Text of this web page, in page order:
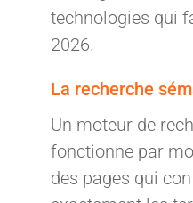
technologies qui
2026.
La recherche
Un moteur de
fonctionne par
des pages qui